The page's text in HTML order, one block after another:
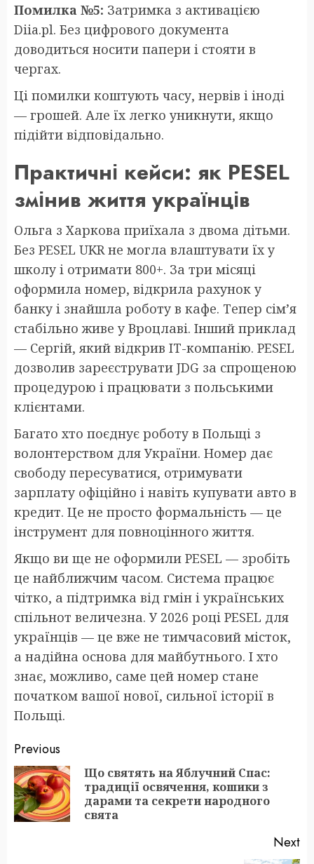
Помилка №5: Затримка з активацією
Diia.pl. Без цифрового документа
доводиться носити папери і стояти в
чергах.
Ці помилки коштують часу, нервів і іноді
— грошей. Але їх легко уникнути, якщо
підійти відповідально.
Практичні кейси: як PESEL
змінив життя українців
Ольга з Харкова приїхала з двома дітьми.
Без PESEL UKR не могла влаштувати їх у
школу і отримати 800+. За три місяці
оформила номер, відкрила рахунок у
банку і знайшла роботу в кафе. Тепер сім’я
стабільно живе у Вроцлаві. Інший приклад
— Сергій, який відкрив IT-компанію. PESEL
дозволив зареєструвати JDG за спрощеною
процедурою і працювати з польськими
клієнтами.
Багато хто поєднує роботу в Польщі з
волонтерством для України. Номер дає
свободу пересуватися, отримувати
зарплату офіційно і навіть купувати авто в
кредит. Це не просто формальність — це
інструмент для повноцінного життя.
Якщо ви ще не оформили PESEL — зробіть
це найближчим часом. Система працює
чітко, а підтримка від гмін і українських
спільнот величезна. У 2026 році PESEL для
українців — це вже не тимчасовий місток,
а надійна основа для майбутнього. І хто
знає, можливо, саме цей номер стане
початком вашої нової, сильної історії в
Польщі.
Post
navigation
Previous
Що святять на Яблучний Спас:
традиції освячення, кошики з
дарами та секрети народного
свята
Next